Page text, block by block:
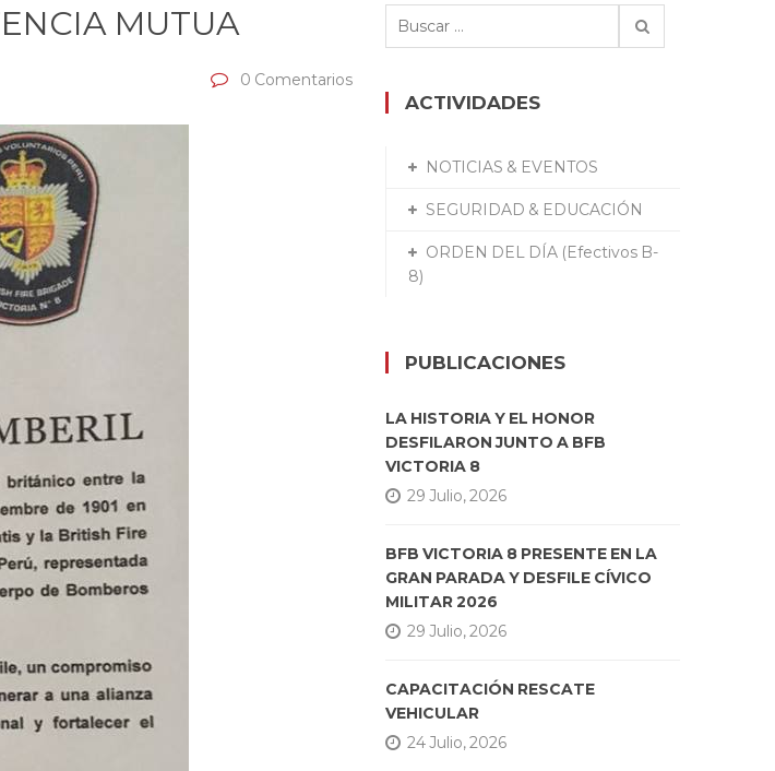
MUTUA
0 Comentarios
Buscar:
ACTIVIDADES
NOTICIAS & EVENTOS
SEGURIDAD & EDUCACIÓN
ORDEN DEL DÍA (Efectivos B-
8)
PUBLICACIONES
LA HISTORIA Y EL HONOR
DESFILARON JUNTO A BFB
VICTORIA 8
29 Julio, 2026
BFB VICTORIA 8 PRESENTE EN LA
GRAN PARADA Y DESFILE CÍVICO
MILITAR 2026
29 Julio, 2026
CAPACITACIÓN RESCATE
VEHICULAR
24 Julio, 2026